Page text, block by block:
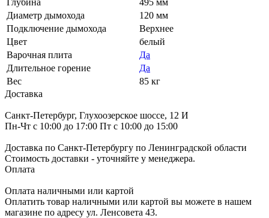
Диаметр дымохода
120 мм
Подключение дымохода
Верхнее
Цвет
белый
Варочная плита
Да
Длительное горение
Да
Вес
85 кг
Доставка
Санкт-Петербург, Глухоозерское шоссе, 12 И
Пн-Чт с 10:00 до 17:00 Пт с 10:00 до 15:00
Доставка по Санкт-Петербургу по Ленинградской области
Стоимость доставки - уточняйте у менеджера.
Оплата
Оплата наличными или картой
Оплатить товар наличными или картой вы можете в нашем
магазине по адресу ул. Ленсовета 43.